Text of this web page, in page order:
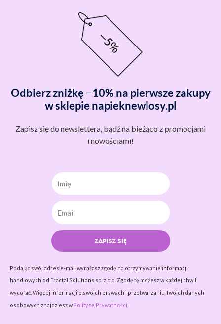
Odbierz zniżkę −10% na pierwsze zakupy
w sklepie napieknewlosy.pl
Zapisz się do newslettera, bądź na bieżąco z promocjami
i nowościami!
Imię
ZAPISZ SIĘ
Podając swój adres e-mail wyrażasz zgodę na otrzymywanie informacji
handlowych od Fractal Solutions sp. z o.o. Zgodę tę możesz w każdej chwili
wycofać. Więcej informacji o swoich prawach i przetwarzaniu Twoich danych
osobowych znajdziesz w Polityce Prywatności.